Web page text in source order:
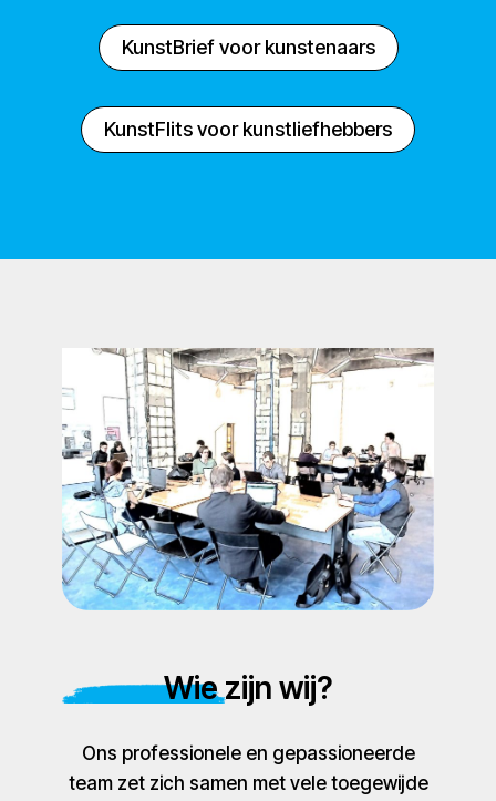
KunstBrief voor kunstenaars
KunstFlits voor kunstliefhebbers
Wie zijn wij?
Ons professionele en gepassioneerde
team zet zich samen met vele toegewijde